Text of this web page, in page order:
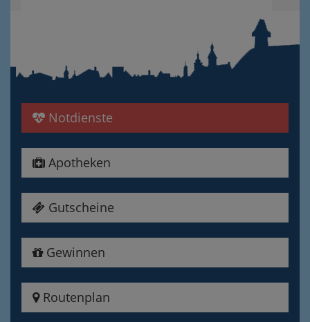
Notdienste
Apotheken
Gutscheine
Gewinnen
Routenplan